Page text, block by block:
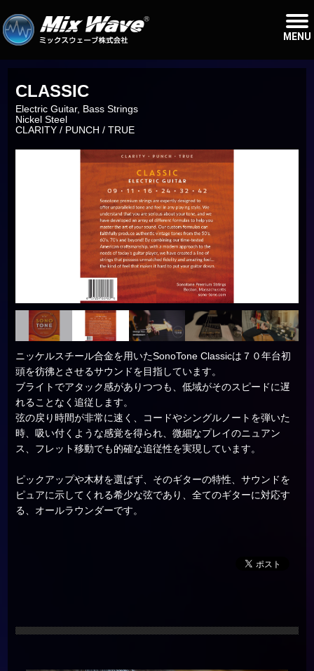
MENU
CLASSIC
Electric Guitar, Bass Strings
Nickel Steel
CLARITY / PUNCH / TRUE
ニッケルスチール合金を用いたSonoTone Classicは７０年台初
頭を彷彿とさせるサウンドを目指しています。
ブライトでアタック感がありつつも、低域がそのスピードに遅
れることなく追従します。
弦の戻り時間が非常に速く、コードやシングルノートを弾いた
時、吸い付くような感覚を得られ、微細なプレイのニュアン
ス、フレット移動でも的確な追従性を実現しています。
ピックアップや木材を選ばず、そのギターの特性、サウンドを
ピュアに示してくれる希少な弦であり、全てのギターに対応す
る、オールラウンダーです。